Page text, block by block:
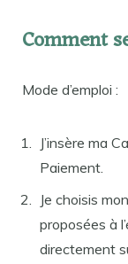
Comment
Mode d’emploi :
J’insère ma
Paiement.
Je choisis
proposées à
directement